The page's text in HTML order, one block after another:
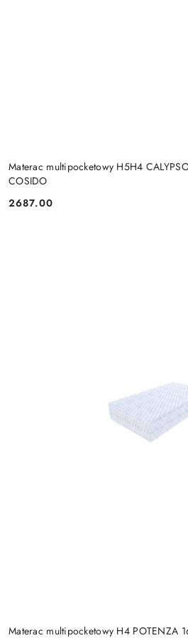
Materac multipocketowy H5H4
COSIDO
Cena:
2687.00
Materac multipocketowy H4 POTENZA